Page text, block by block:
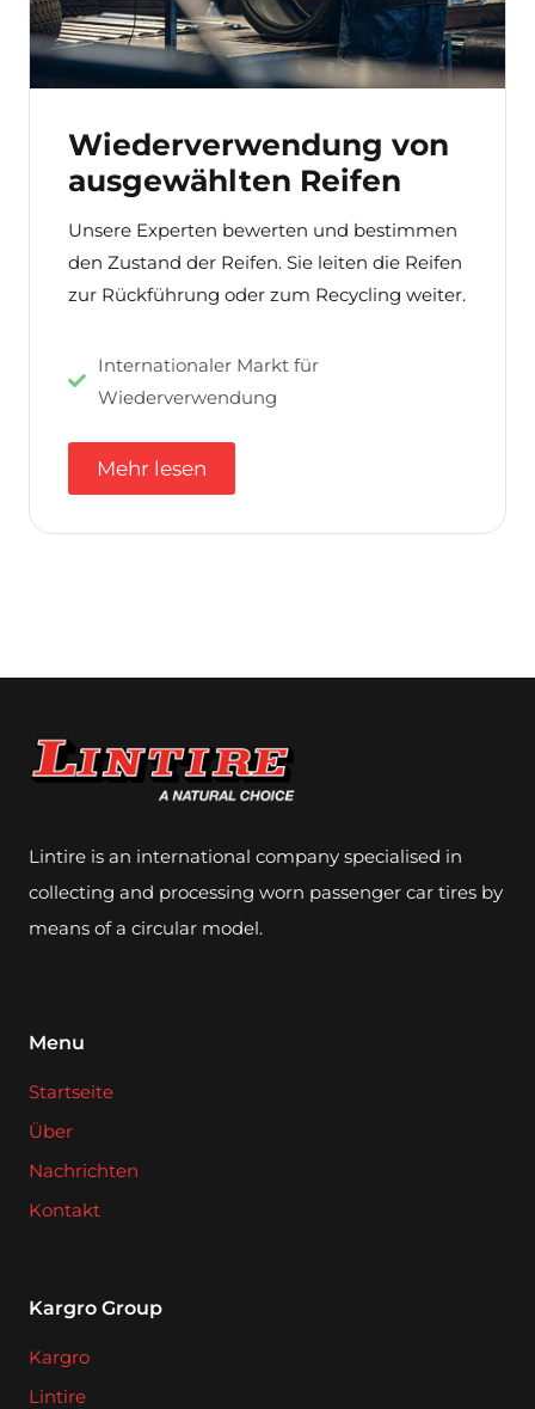
Wiederverwendung von
ausgewählten Reifen
Unsere Experten bewerten und bestimmen
den Zustand der Reifen. Sie leiten die Reifen
zur Rückführung oder zum Recycling weiter.
Internationaler Markt für
Wiederverwendung
Mehr lesen
Lintire is an international company specialised in
collecting and processing worn passenger car tires by
means of a circular model.
Menu
Startseite
Über
Nachrichten
Kontakt
Kargro Group
Kargro
Lintire